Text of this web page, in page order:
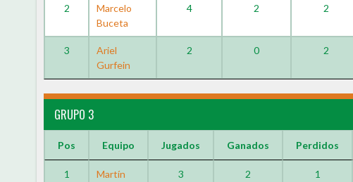
2
Marcelo
Buceta
4 2 2
3
Ariel
Gurfein
2 0 2
GRUPO 3
Pos Equipo Jugados Ganados Perdidos
1
Martín
3 2 1